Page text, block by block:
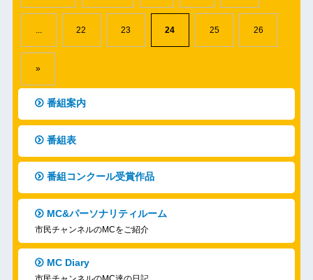
22 23 24 25 26
»
番組案内
番組表
番組コンクール受賞作品
MC&パーソナリティルーム
市民チャンネルのMCをご紹介
MC Diary